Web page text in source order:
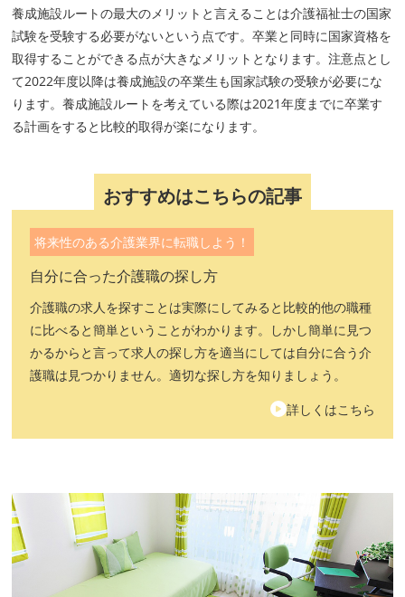
養成施設ルートの最大のメリットと言えることは介護福祉士の国家
試験を受験する必要がないという点です。卒業と同時に国家資格を
取得することができる点が大きなメリットとなります。注意点とし
て2022年度以降は養成施設の卒業生も国家試験の受験が必要にな
ります。養成施設ルートを考えている際は2021年度までに卒業す
る計画をすると比較的取得が楽になります。
おすすめはこちらの記事
将来性のある介護業界に転職しよう！
自分に合った介護職の探し方
介護職の求人を探すことは実際にしてみると比較的他の職種
に比べると簡単ということがわかります。しかし簡単に見つ
かるからと言って求人の探し方を適当にしては自分に合う介
護職は見つかりません。適切な探し方を知りましょう。
詳しくはこちら